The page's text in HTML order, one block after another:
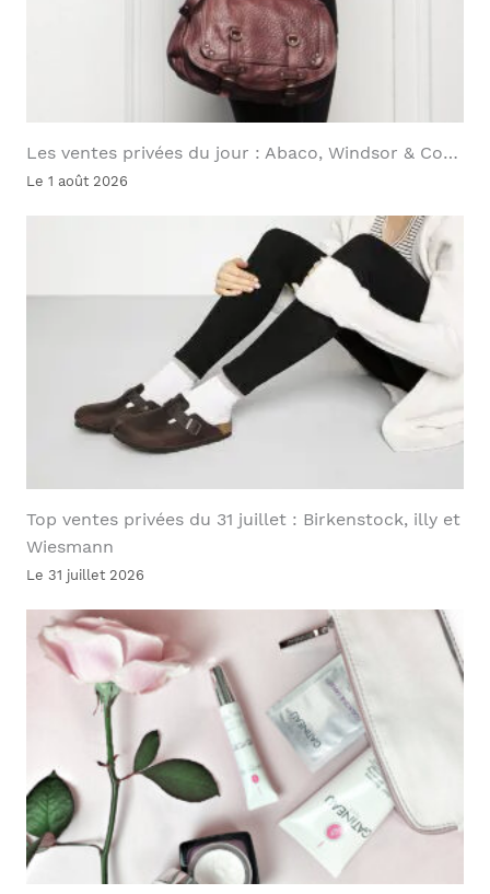
Les ventes privées du jour : Abaco, Windsor & Co…
Le 1 août 2026
Top ventes privées du 31 juillet : Birkenstock, illy et
Wiesmann
Le 31 juillet 2026